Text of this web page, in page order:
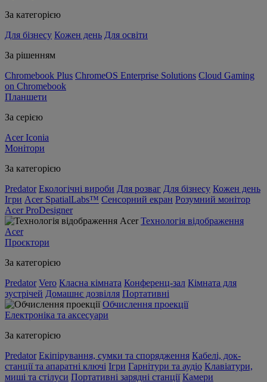
За категорією
Для бізнесу Кожен день Для освіти
За рішенням
Chromebook Plus ChromeOS Enterprise Solutions Cloud Gaming
on Chromebook
Планшети
За серією
Acer Iconia
Монітори
За категорією
Predator Екологічні вироби Для розваг Для бізнесу Кожен день
Ігри Acer SpatialLabs™ Сенсорний екран Розумний монітор
Acer ProDesigner
Технологія відображення
Acer
Проєктори
За категорією
Predator Vero Класна кімната Конференц-зал Кімната для
зустрічей Домашнє дозвілля Портативні
Обчислення проекції
Електроніка та аксесуари
За категорією
Predator Екіпірування, сумки та спорядження Кабелі, док-
станції та апаратні ключі Ігри Гарнітури та аудіо Клавіатури,
миші та стілуси Портативні зарядні станції Камери